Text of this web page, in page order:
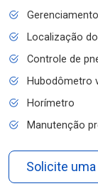
Localização
Controle de
Hubodômetro
Horímetro
Manutenção
Solicite